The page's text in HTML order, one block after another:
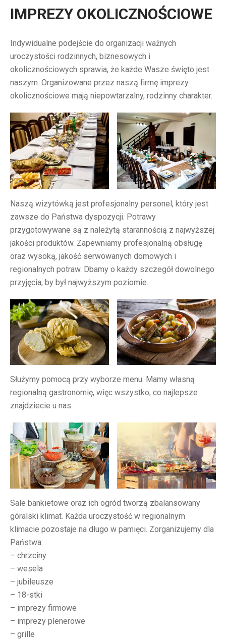
IMPREZY OKOLICZNOŚCIOWE
Indywidualne podejście do organizacji ważnych
uroczystości rodzinnych, biznesowych i
okolicznościowych sprawia, że każde Wasze święto jest
naszym. Organizowane przez naszą firmę imprezy
okolicznościowe mają niepowtarzalny, rodzinny charakter.
Naszą wizytówką jest profesjonalny personel, który jest
zawsze do Państwa dyspozycji. Potrawy
przygotowywane są z należytą starannością z najwyższej
jakości produktów. Zapewniamy profesjonalną obsługę
oraz wysoką, jakość serwowanych domowych i
regionalnych potraw. Dbamy o każdy szczegół dowolnego
przyjęcia, by był najwyższym poziomie.
Służymy pomocą przy wyborze menu. Mamy własną
regionalną gastronomię, więc wszystko, co najlepsze
znajdziecie u nas.
Sale bankietowe oraz ich ogród tworzą zbalansowany
góralski klimat. Każda uroczystość w regionalnym
klimacie pozostaje na długo w pamięci. Zorganizujemy dla
Państwa:
– chrzciny
– wesela
– jubileusze
– 18-stki
– imprezy firmowe
– imprezy plenerowe
– grille